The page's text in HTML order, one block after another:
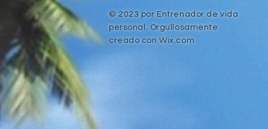
© 2023 por Entrenador de vida
personal. Orgullosamente
creado conWix.com